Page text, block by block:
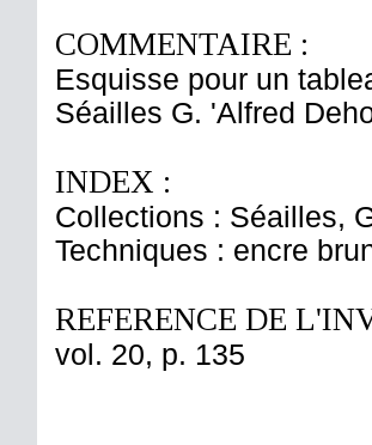
COMMENTAIRE :
Esquisse pour un
Séailles G. 'Alfred
INDEX :
Collections : Séailles,
Techniques : encre
REFERENCE DE
vol. 20, p. 135